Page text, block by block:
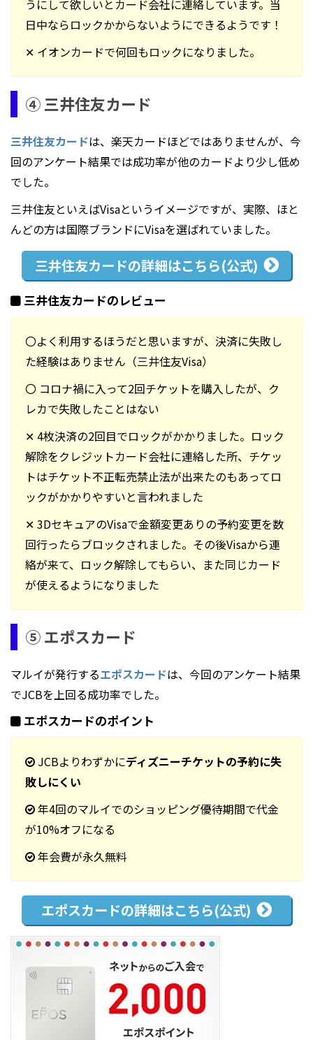
うにして欲しいとカード会社に連絡しています。当
日中ならロックかからないようにできるようです！
✕ イオンカードで何回もロックになりました。
④ 三井住友カード
三井住友カードは、楽天カードほどではありませんが、今
回のアンケート結果では成功率が他のカードより少し低め
でした。
三井住友といえばVisaというイメージですが、実際、ほと
んどの方は国際ブランドにVisaを選ばれていました。
三井住友カードの詳細はこちら(公式)
三井住友カードのレビュー
〇よく利用するほうだと思いますが、決済に失敗し
た経験はありません（三井住友Visa）
〇 コロナ禍に入って2回チケットを購入したが、ク
レカで失敗したことはない
✕ 4枚決済の2回目でロックがかかりました。ロック
解除をクレジットカード会社に連絡した所、チケッ
トはチケット不正転売禁止法が出来たのもあってロ
ックがかかりやすいと言われました
✕ 3DセキュアのVisaで金額変更ありの予約変更を数
回行ったらブロックされました。その後Visaから連
絡が来て、ロック解除してもらい、また同じカード
が使えるようになりました
⑤ エポスカード
マルイが発行するエポスカードは、今回のアンケート結果
でJCBを上回る成功率でした。
エポスカードのポイント
JCBよりわずかにディズニーチケットの予約に失
敗しにくい
年4回のマルイでのショッピング優待期間で代金
が10%オフになる
年会費が永久無料
エポスカードの詳細はこちら(公式)